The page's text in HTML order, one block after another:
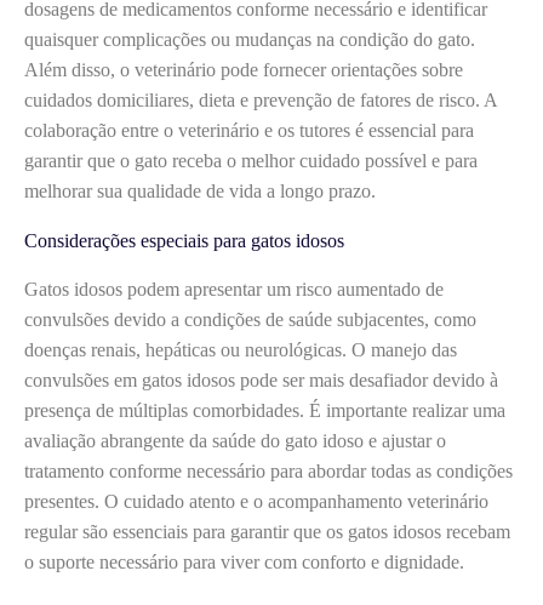
dosagens de medicamentos conforme necessário e identificar
quaisquer complicações ou mudanças na condição do gato.
Além disso, o veterinário pode fornecer orientações sobre
cuidados domiciliares, dieta e prevenção de fatores de risco. A
colaboração entre o veterinário e os tutores é essencial para
garantir que o gato receba o melhor cuidado possível e para
melhorar sua qualidade de vida a longo prazo.
Considerações especiais para gatos idosos
Gatos idosos podem apresentar um risco aumentado de
convulsões devido a condições de saúde subjacentes, como
doenças renais, hepáticas ou neurológicas. O manejo das
convulsões em gatos idosos pode ser mais desafiador devido à
presença de múltiplas comorbidades. É importante realizar uma
avaliação abrangente da saúde do gato idoso e ajustar o
tratamento conforme necessário para abordar todas as condições
presentes. O cuidado atento e o acompanhamento veterinário
regular são essenciais para garantir que os gatos idosos recebam
o suporte necessário para viver com conforto e dignidade.